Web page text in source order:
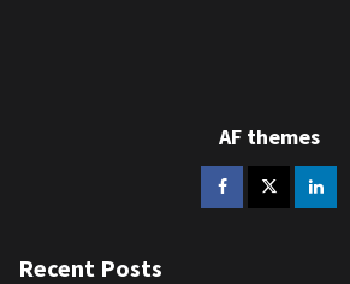
AF themes
Recent Posts